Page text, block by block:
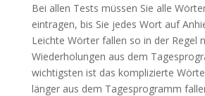
Bei allen Tests müssen Sie alle
eintragen, bis Sie jedes Wort auf
Leichte Wörter fallen so in der Regel
Wiederholungen aus dem
wichtigsten ist das komplizierte
länger aus dem Tagesprogramm